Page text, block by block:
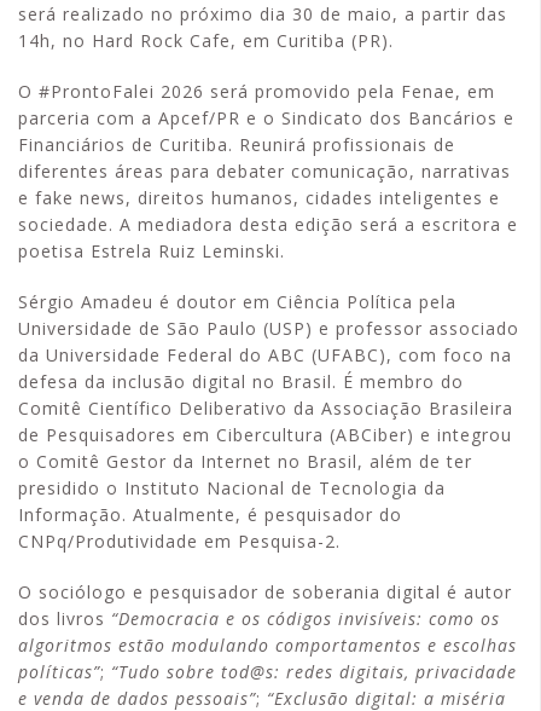
será realizado no próximo dia 30 de maio, a partir das
14h, no Hard Rock Cafe, em Curitiba (PR).
O #ProntoFalei 2026 será promovido pela Fenae, em
parceria com a Apcef/PR e o Sindicato dos Bancários e
Financiários de Curitiba. Reunirá profissionais de
diferentes áreas para debater comunicação, narrativas
e fake news, direitos humanos, cidades inteligentes e
sociedade. A mediadora desta edição será a escritora e
poetisa Estrela Ruiz Leminski.
Sérgio Amadeu é doutor em Ciência Política pela
Universidade de São Paulo (USP) e professor associado
da Universidade Federal do ABC (UFABC), com foco na
defesa da inclusão digital no Brasil. É membro do
Comitê Científico Deliberativo da Associação Brasileira
de Pesquisadores em Cibercultura (ABCiber) e integrou
o Comitê Gestor da Internet no Brasil, além de ter
presidido o Instituto Nacional de Tecnologia da
Informação. Atualmente, é pesquisador do
CNPq/Produtividade em Pesquisa-2.
O sociólogo e pesquisador de soberania digital é autor
dos livros “Democracia e os códigos invisíveis: como os
algoritmos estão modulando comportamentos e escolhas
políticas”; “Tudo sobre tod@s: redes digitais, privacidade
e venda de dados pessoais”; “Exclusão digital: a miséria